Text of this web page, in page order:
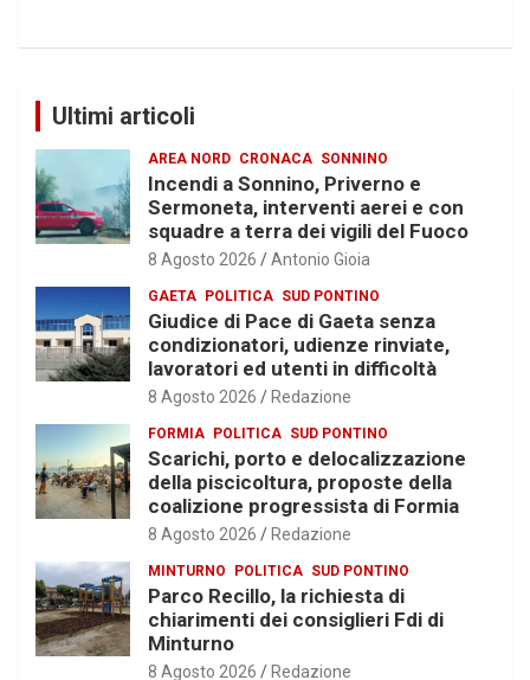
Ultimi articoli
AREA NORD CRONACA SONNINO
Incendi a Sonnino, Priverno e
Sermoneta, interventi aerei e con
squadre a terra dei vigili del Fuoco
8 Agosto 2026 Antonio Gioia
GAETA POLITICA SUD PONTINO
Giudice di Pace di Gaeta senza
condizionatori, udienze rinviate,
lavoratori ed utenti in difficoltà
8 Agosto 2026 Redazione
FORMIA POLITICA SUD PONTINO
Scarichi, porto e delocalizzazione
della piscicoltura, proposte della
coalizione progressista di Formia
8 Agosto 2026 Redazione
MINTURNO POLITICA SUD PONTINO
Parco Recillo, la richiesta di
chiarimenti dei consiglieri Fdi di
Minturno
8 Agosto 2026 Redazione